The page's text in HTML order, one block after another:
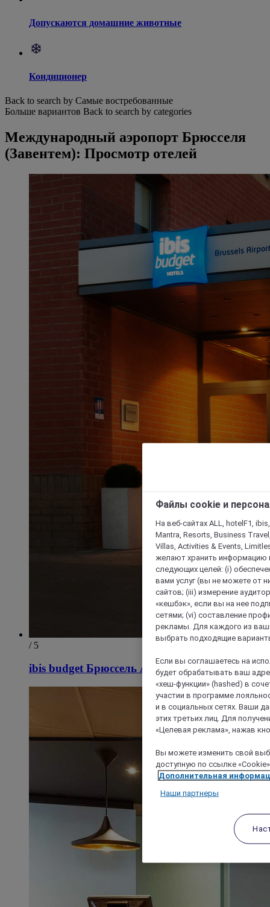
Допускаются домашние животные
Кондиционер
Back to search by Самые востребованные
Больше вариантов Back to search by categories
Международный аэропорт Брюсселя
(Завентем): Просмотр отелей
/ 5
ibis budget Брюссель Аэропорт
Файлы cookie и
На веб-сайтах ALL, hotelF1,
Mantra, Resorts, Business
Villas, Activities & Events,
желают хранить информацию
следующих целей: (i)
вами услуг (вы не можете от
сайтов; (iii) измерение
«кешбэк», если вы на нее
сетями; (vi) составление
рекламы. Для каждого из
выбрать подходящие
Если вы соглашаетесь на
будет обрабатывать ваш
«хеш-функции» (hashed) в
участии в программе
и в социальных сетях. Ваши
этих третьих лиц. Для
«Целевая реклама», нажав
Вы можете изменить свой
доступную по ссылке
Дополнительная
Наши партнеры